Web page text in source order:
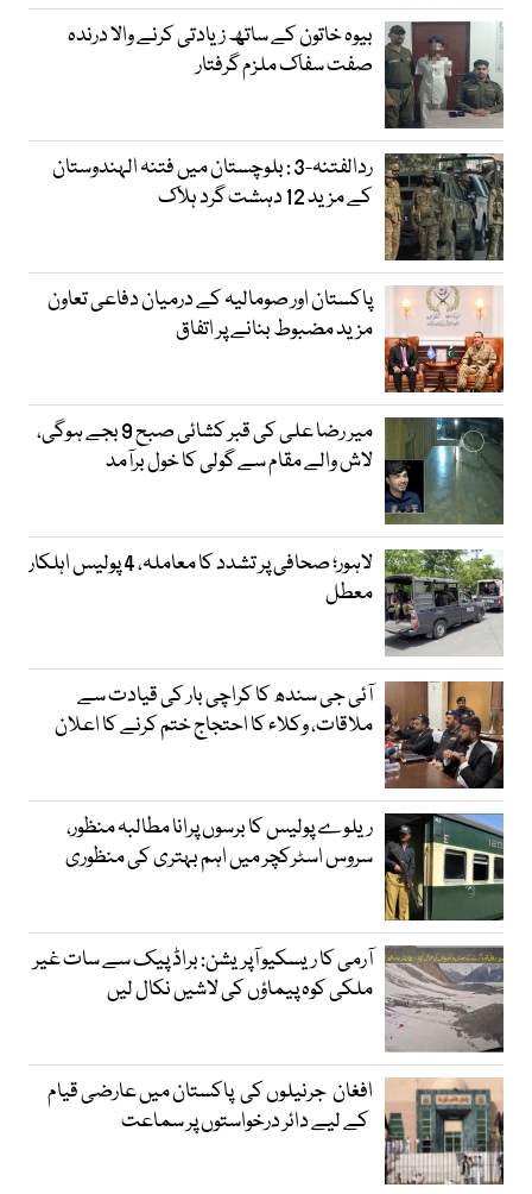
بیوہ خاتون کے ساتھ زیادتی کرنے والا درندہ
صفت سفاک ملزم گرفتار
ردالفتنہ-3 : بلوچستان میں فتنہ الہندوستان
کے مزید 12 دہشت گرد ہلاک
پاکستان اور صومالیہ کے درمیان دفاعی تعاون
مزید مضبوط بنانے پر اتفاق
میر رضا علی کی قبر کشائی صبح 9 بجے ہوگی،
لاش والے مقام سے گولی کا خول برآمد
لاہور؛ صحافی پر تشدد کا معاملہ، 4 پولیس اہلکار
معطل
آئی جی سندھ کا کراچی بار کی قیادت سے
ملاقات، وکلاء کا احتجاج ختم کرنے کا اعلان
ریلوے پولیس کا برسوں پرانا مطالبہ منظور،
سروس اسٹرکچر میں اہم بہتری کی منظوری
آرمی کا ریسکیو آپریشن: براڈ پیک سے سات غیر
ملکی کوہ پیماؤں کی لاشیں نکال لیں
افغان جرنیلوں کی پاکستان میں عارضی قیام
کے لیے دائر درخواستوں پر سماعت